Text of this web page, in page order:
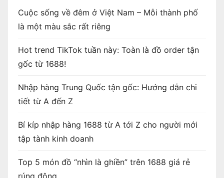
Cuộc sống về đêm ở Việt Nam – Mỗi thành phố
là một màu sắc rất riêng
Hot trend TikTok tuần này: Toàn là đồ order tận
gốc từ 1688!
Nhập hàng Trung Quốc tận gốc: Hướng dẫn chi
tiết từ A đến Z
Bí kíp nhập hàng 1688 từ A tới Z cho người mới
tập tành kinh doanh
Top 5 món đồ “nhìn là ghiền” trên 1688 giá rẻ
rúng động